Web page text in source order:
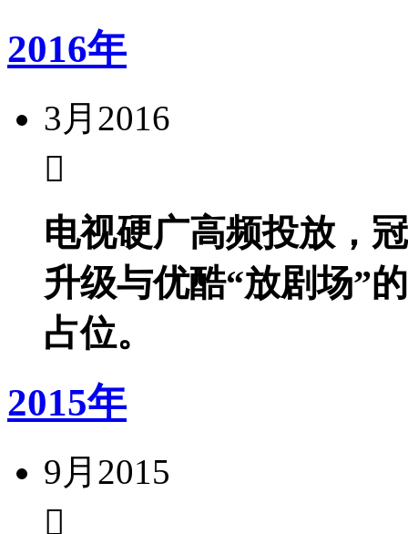
2016年
3月 2016
电视硬广高频投放，
升级与优酷“放剧场”
占位。
2015年
9月 2015